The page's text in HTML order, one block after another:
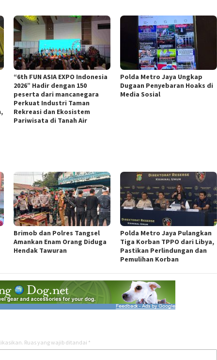
“6th FUN ASIA EXPO Indonesia
2026” Hadir dengan 150
peserta dari mancanegara
Perkuat Industri Taman
Rekreasi dan Ekosistem
Pariwisata di Tanah Air
Polda Metro Jaya Ungkap
Dugaan Penyebaran Hoaks di
Media Sosial
Brimob dan Polres Tangsel
Amankan Enam Orang Diduga
Hendak Tawuran
Polda Metro Jaya Pulangkan
Tiga Korban TPPO dari Libya,
Pastikan Perlindungan dan
Pemulihan Korban
Ruas yang wajib ditandai *